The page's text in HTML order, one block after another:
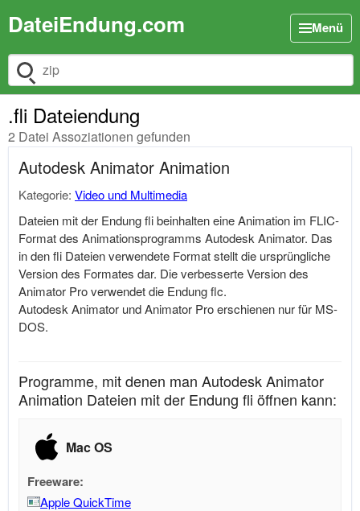
DateiEndung.com Menü
Dateiendung suchen
.fli Dateiendung
2 Datei Assoziationen gefunden
Autodesk Animator Animation
Kategorie: Video und Multimedia
Dateien mit der Endung fli beinhalten eine Animation im FLIC-
Format des Animationsprogramms Autodesk Animator. Das
in den fli Dateien verwendete Format stellt die ursprüngliche
Version des Formates dar. Die verbesserte Version des
Animator Pro verwendet die Endung flc.
Autodesk Animator und Animator Pro erschienen nur für MS-
DOS.
Programme, mit denen man Autodesk Animator
Animation Dateien mit der Endung fli öffnen kann:
Mac OS
Freeware:
Apple QuickTime